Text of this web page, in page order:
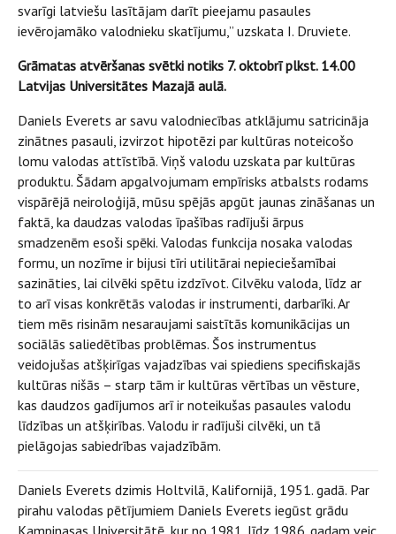
svarīgi latviešu lasītājam darīt pieejamu pasaules
ievērojamāko valodnieku skatījumu,” uzskata I. Druviete.
Grāmatas atvēršanas svētki notiks 7. oktobrī plkst. 14.00
Latvijas Universitātes Mazajā aulā.
Daniels Everets ar savu valodniecības atklājumu satricināja
zinātnes pasauli, izvirzot hipotēzi par kultūras noteicošo
lomu valodas attīstībā. Viņš valodu uzskata par kultūras
produktu. Šādam apgalvojumam empīrisks atbalsts rodams
vispārējā neiroloģijā, mūsu spējās apgūt jaunas zināšanas un
faktā, ka daudzas valodas īpašības radījuši ārpus
smadzenēm esoši spēki. Valodas funkcija nosaka valodas
formu, un nozīme ir bijusi tīri utilitārai nepieciešamībai
sazināties, lai cilvēki spētu izdzīvot. Cilvēku valoda, līdz ar
to arī visas konkrētās valodas ir instrumenti, darbarīki. Ar
tiem mēs risinām nesaraujami saistītās komunikācijas un
sociālās saliedētības problēmas. Šos instrumentus
veidojušas atšķirīgas vajadzības vai spiediens specifiskajās
kultūras nišās – starp tām ir kultūras vērtības un vēsture,
kas daudzos gadījumos arī ir noteikušas pasaules valodu
līdzības un atšķirības. Valodu ir radījuši cilvēki, un tā
pielāgojas sabiedrības vajadzībām.
Daniels Everets dzimis Holtvilā, Kalifornijā, 1951. gadā. Par
pirahu valodas pētījumiem Daniels Everets iegūst grādu
Kampinasas Universitātē, kur no 1981. līdz 1986. gadam veic